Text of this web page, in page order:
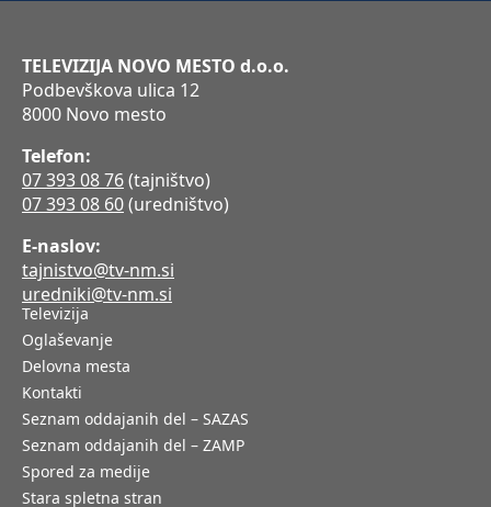
TELEVIZIJA NOVO MESTO d.o.o.
Podbevškova ulica 12
8000 Novo mesto
Telefon:
07 393 08 76(tajništvo)
07 393 08 60(uredništvo)
E-naslov:
tajnistvo@tv-nm.si
uredniki@tv-nm.si
Televizija
Oglaševanje
Delovna mesta
Kontakti
Seznam oddajanih del – SAZAS
Seznam oddajanih del – ZAMP
Spored za medije
Stara spletna stran